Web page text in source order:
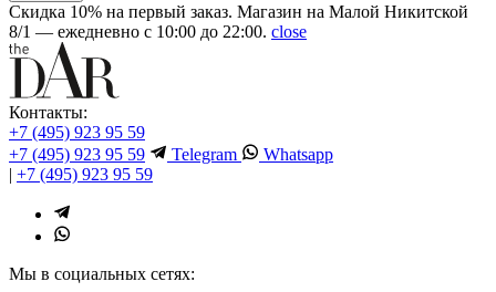
Скидка 10% на первый заказ. Магазин на Малой Никитской
8/1 — ежедневно с 10:00 до 22:00. close
Контакты:
+7 (495) 923 95 59
+7 (495) 923 95 59
Telegram
Whatsapp
| +7 (495) 923 95 59
Мы в социальных сетях: